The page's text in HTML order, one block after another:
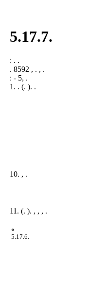
5.17.7.
: . .
. 8592 , . , .
: - 5, .
1. . (. ). .
10. , .
11. (. ). , , , .
«
5.17.6.